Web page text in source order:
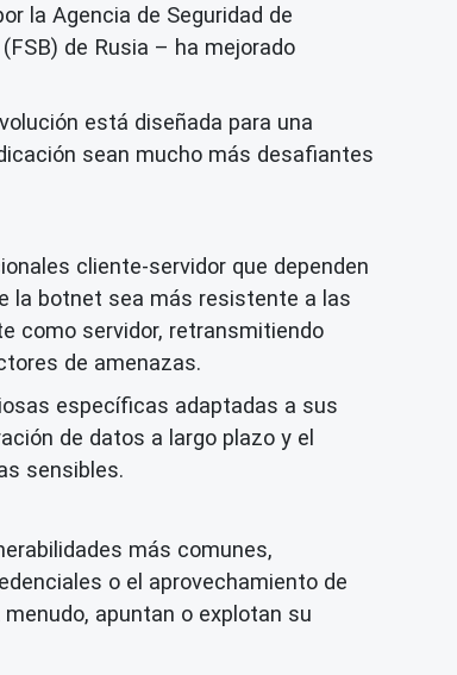
la Agencia de Seguridad de
de Rusia – ha mejorado
está diseñada para una
sean mucho más desafiantes
cliente-servidor que dependen
la botnet sea más resistente a las
como servidor, retransmitiendo
de amenazas.
específicas adaptadas a sus
de datos a largo plazo y el
sensibles.
más comunes,
o el aprovechamiento de
apuntan o explotan su